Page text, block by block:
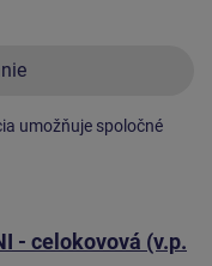
umožňuje spoločné
- celokovová (v.p.